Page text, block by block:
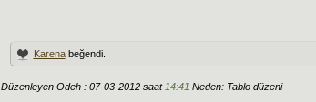
Karenabeğendi.
Düzenleyen Odeh : 07-03-2012 saat14:41 Neden: Tablo düzeni